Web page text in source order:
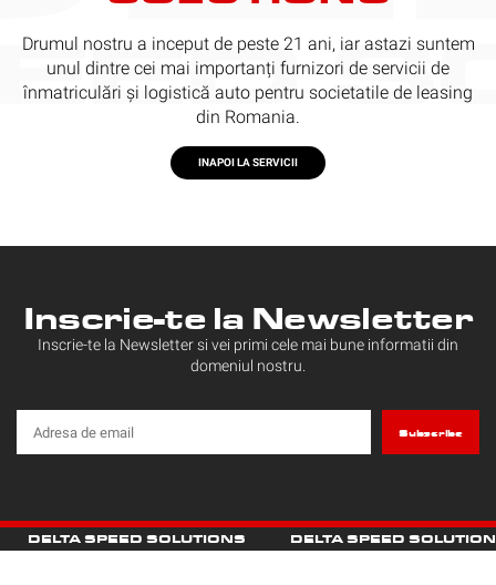
Drumul nostru a inceput de peste 21 ani, iar astazi suntem
unul dintre cei mai importanți furnizori de servicii de
înmatriculări și logistică auto pentru societatile de leasing
din Romania.
INAPOI LA SERVICII
Inscrie-te la Newsletter
Inscrie-te la Newsletter si vei primi cele mai bune informatii din
domeniul nostru.
DELTA SPEED SOLUTIONS DELTA SPEED